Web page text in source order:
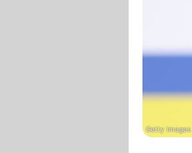
Getty Images